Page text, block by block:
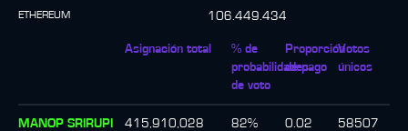
ETHEREUM 106.449.434
Asignación total
% de
probabilidades
de voto
Proporción
de pago
Votos
únicos
MANOP SRIRUPI
415,910,028 82% 0.02 58507